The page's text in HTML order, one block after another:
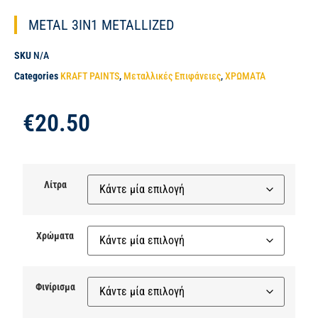
METAL 3IN1 METALLIZED
SKU N/A
Categories KRAFT PAINTS, Μεταλλικές Επιφάνειες,ΧΡΩΜΑΤΑ
€20.50
Λίτρα
Χρώματα
Φινίρισμα